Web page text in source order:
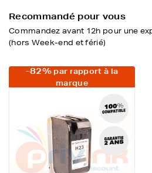
Recommandé pour vous
Commandez avant 12h pour une
(hors Week-end et férié)
-82% par rapport à la
marque